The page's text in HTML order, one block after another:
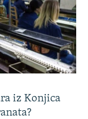
iz Konjica